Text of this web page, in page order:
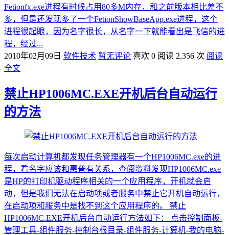
Fetionfx.exe进程有时候占用80多M内存，和之前版本相比差不
多，但是还发现多了一个FetionShowBaseApp.exe进程，这个
进程很起眼，因为名字很长，从名字一下就能看出是飞信的进
程，经过...
2010年02月09日 软件技术 暂无评论 喜欢 0 阅读 2,356 次 阅读
全文
禁止HP1006MC.EXE开机后台自动运行
的方法
每次启动计算机都发现任务管理器有一个HP1006MC.exe的进
程，看名字应该和惠普有关系，查阅资料发现HP1006MC.exe
是HP的打印机驱动程序相关的一个应用程序，开机就会启
动，但是我们无法在启动项或者服务中禁止它开机自动运行，
在启动项和服务中是找不到这个应用程序的。 禁止
HP1006MC.EXE开机后台自动运行方法如下： 点击控制面板-
管理工具-组件服务-控制台根目录-组件服务-计算机-我的电脑-